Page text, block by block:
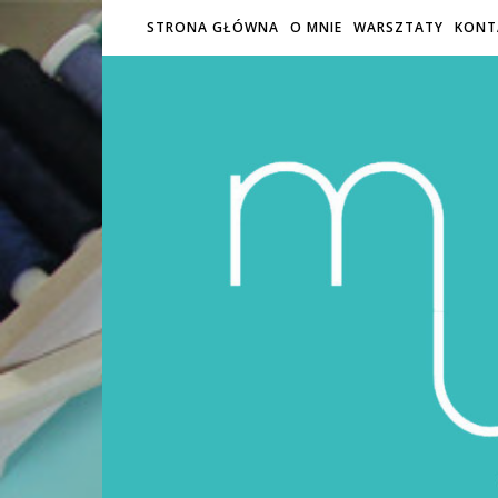
STRONA GŁÓWNA O MNIE WARSZTATY